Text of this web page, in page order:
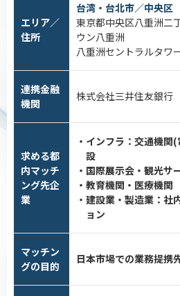
エリア／
住所
台湾・台北市／中央区
東京都中央区八重洲二
ウン八重洲
八重洲セントラルタワ
連携金融
機関
株式会社三井住友銀行
求める都
内マッチ
ング先企
業
・インフラ：交通機関
設
・国際展示会・観光サ
・教育機関・医療機関
・建設業・製造業：社
ョン
マッチン
グの目的
日本市場での業務提携